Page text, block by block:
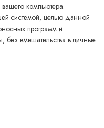
компьютера.
системой, целью данной
программ и
без вмешательства в личные